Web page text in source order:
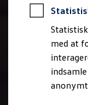
med at
Ejere og
Book tid
Service
Fordele
Brugbar